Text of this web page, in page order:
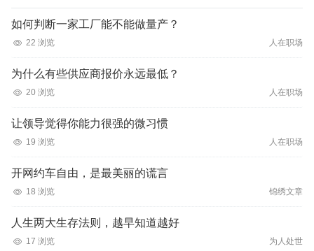
如何判断一家工厂能不能做量产？
22 浏览 人在职场
为什么有些供应商报价永远最低？
20 浏览 人在职场
让领导觉得你能力很强的微习惯
19 浏览 人在职场
开网约车自由，是最美丽的谎言
18 浏览 锦绣文章
人生两大生存法则，越早知道越好
17 浏览 为人处世